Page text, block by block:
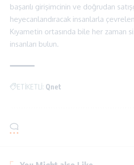
başarılı girişimcinin ve doğrudan
heyecanlandıracak insanlarla
Kıyametin ortasında bile her zaman
insanları bulun.
ETİKETLİ: Qnet